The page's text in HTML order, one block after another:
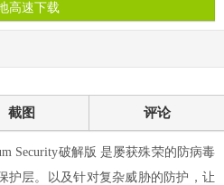
高速下载
截图 评论
破解版 是屡获殊荣的防病毒
护层。以及针对复杂威胁的防护，让